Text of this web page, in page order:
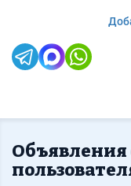
Объявления